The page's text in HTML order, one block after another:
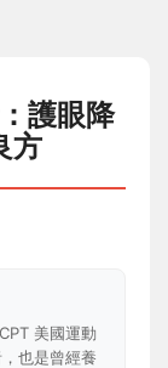
護眼降
方
美國運動
也是曾經養